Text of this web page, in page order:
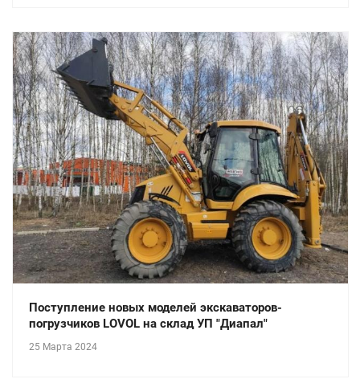
Поступление новых моделей экскаваторов-
погрузчиков LOVOL на склад УП "Диапал"
25 Марта 2024